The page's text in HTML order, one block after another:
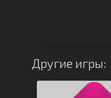
Другие игры: